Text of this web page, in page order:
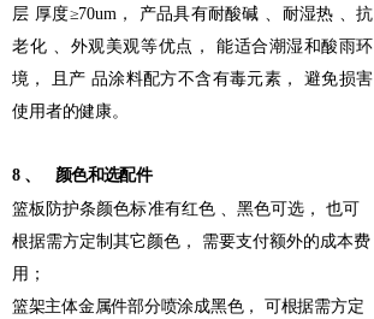
层 厚度≥70um， 产品具有耐酸碱 、耐湿热
、抗
老化
、外观美观等优点 ，
能适合潮湿和酸雨环
境，
且产 品涂料配方不含有毒元素，
避免损害
使用者的健康。
8 、
颜色和选配件
篮板防护条颜色标准有红色
、黑色可选，
也可
根据需方定制其它颜色，
需要支付额外的成本费
用；
篮架主体金属件部分喷涂成黑色，
可根据需方定